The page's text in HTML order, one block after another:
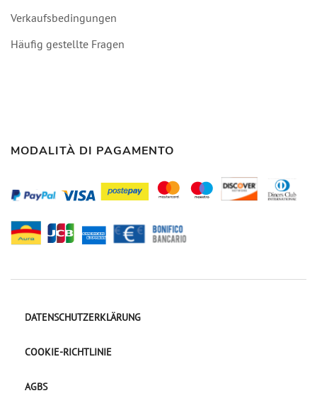
Verkaufsbedingungen
Häufig gestellte Fragen
MODALITÀ DI PAGAMENTO
DATENSCHUTZERKLÄRUNG
COOKIE-RICHTLINIE
AGBS